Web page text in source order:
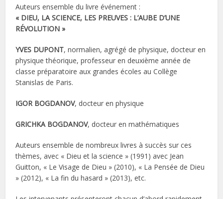
Auteurs ensemble du livre événement :
« DIEU, LA SCIENCE, LES PREUVES : L’AUBE D’UNE
RÉVOLUTION »
YVES DUPONT, normalien, agrégé de physique, docteur en
physique théorique, professeur en deuxième année de
classe préparatoire aux grandes écoles au Collège
Stanislas de Paris.
IGOR BOGDANOV, docteur en physique
GRICHKA BOGDANOV, docteur en mathématiques
Auteurs ensemble de nombreux livres à succès sur ces
thèmes, avec « Dieu et la science » (1991) avec Jean
Guitton, « Le Visage de Dieu » (2010), « La Pensée de Dieu
» (2012), « La fin du hasard » (2013), etc.